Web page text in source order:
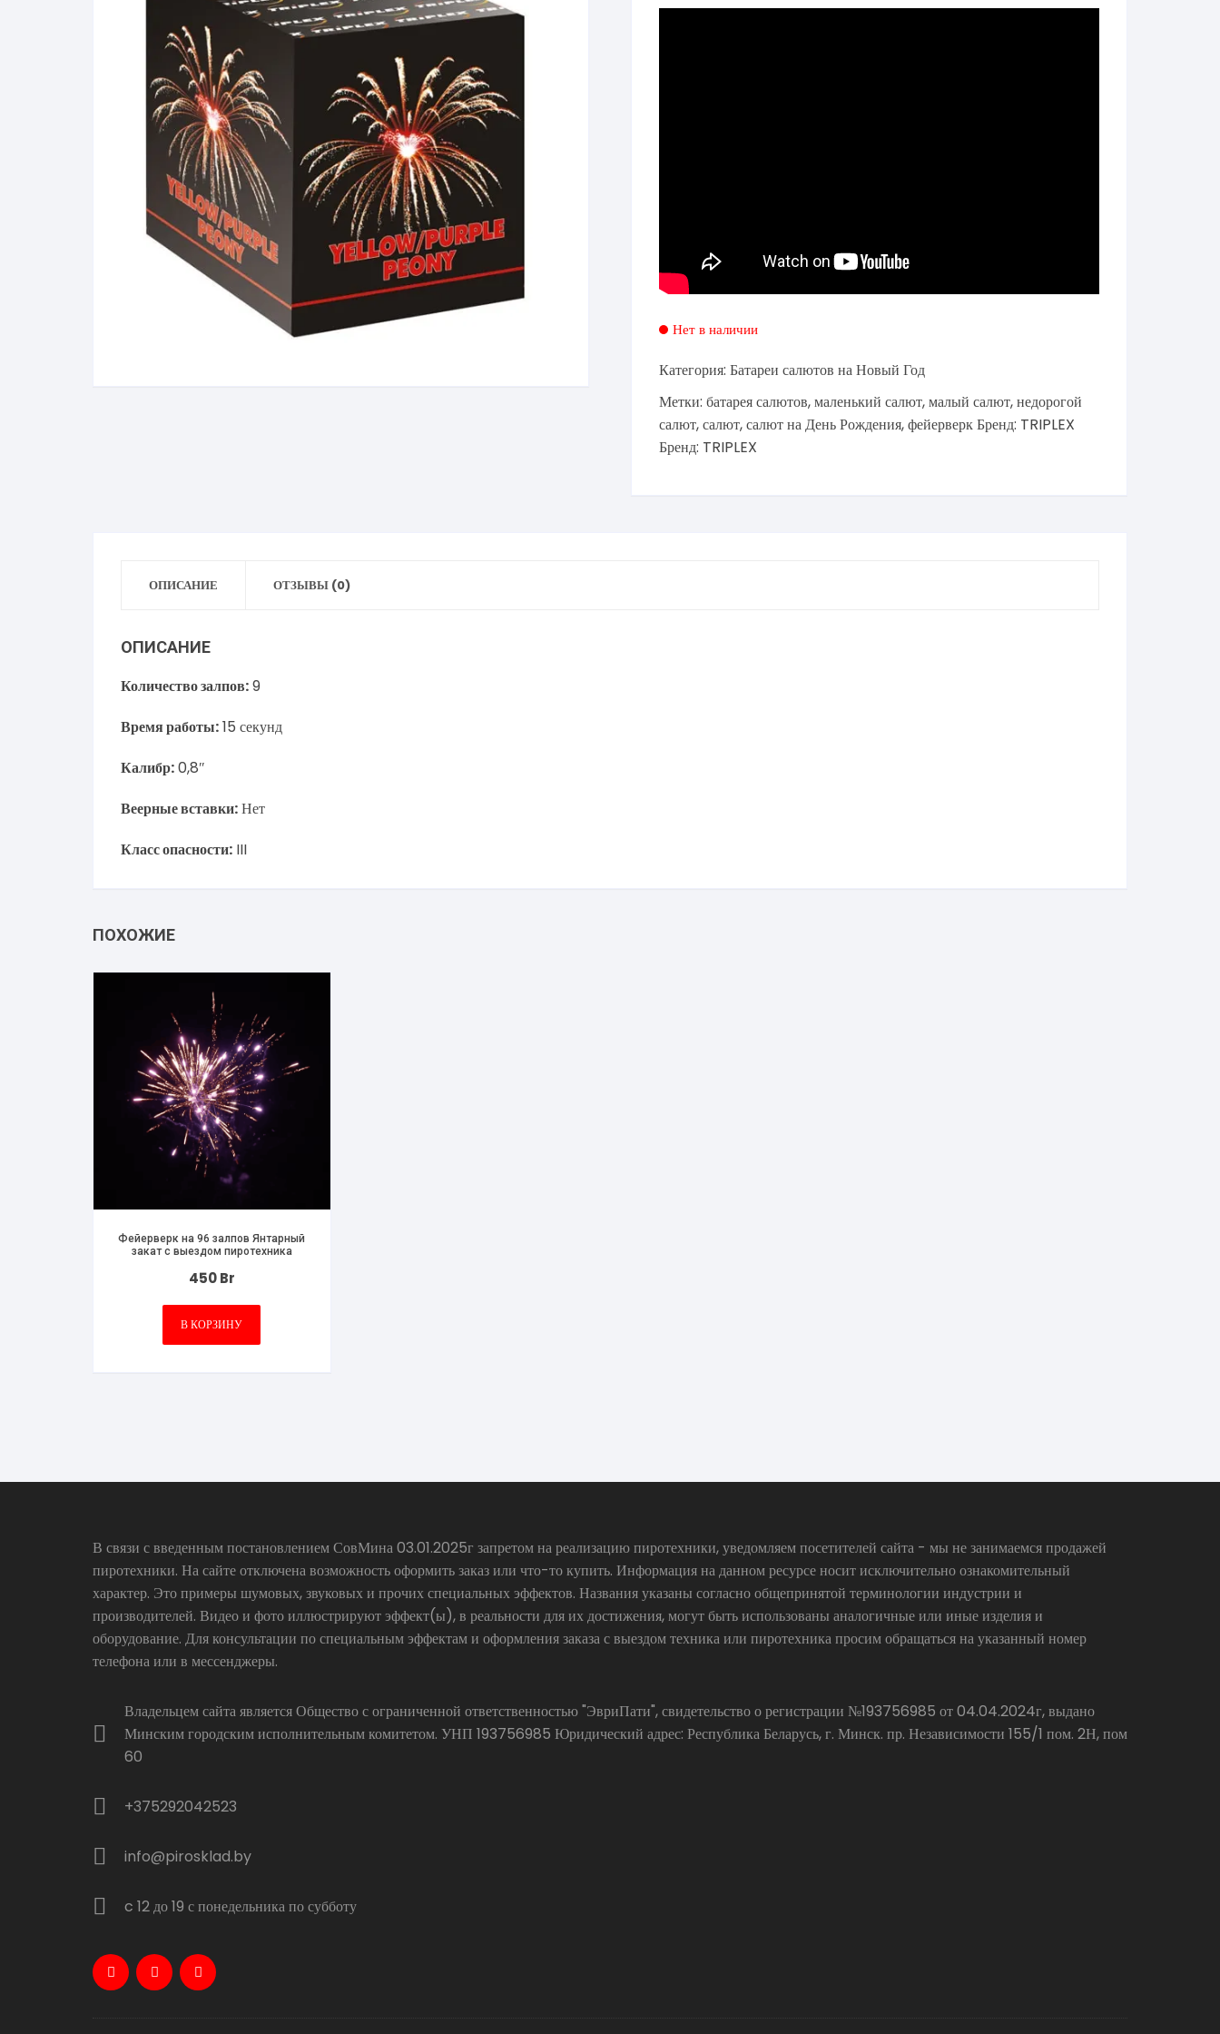
Нет в наличии
Категория: Батареи салютов на Новый Год
Метки: батарея салютов,маленький салют,малый салют,недорогой
салют,салют,салют на День Рождения,фейерверкБренд: TRIPLEX
Бренд: TRIPLEX
ОПИСАНИЕ ОТЗЫВЫ (0)
ОПИСАНИЕ
Количество залпов:9
Время работы:15 секунд
Калибр:0,8″
Веерные вставки:Нет
Класс опасности: III
ПОХОЖИЕ
Фейерверк на 96 залпов Янтарный
закат с выездом пиротехника
450Br
В КОРЗИНУ
В связи с введенным постановлением СовМина 03.01.2025г запретом на реализацию пиротехники, уведомляем посетителей сайта - мы не занимаемся продажей
пиротехники. На сайте отключена возможность оформить заказ или что-то купить. Информация на данном ресурсе носит исключительно ознакомительный
характер. Это примеры шумовых, звуковых и прочих специальных эффектов. Названия указаны согласно общепринятой терминологии индустрии и
производителей. Видео и фото иллюстрируют эффект(ы), в реальности для их достижения, могут быть использованы аналогичные или иные изделия и
оборудование. Для консультации по специальным эффектам и оформления заказа с выездом техника или пиротехника просим обращаться на указанный номер
телефона или в мессенджеры.
Владельцем сайта является Общество с ограниченной ответственностью "ЭвриПати", свидетельство о регистрации №193756985 от 04.04.2024г, выдано
Минским городским исполнительным комитетом. УНП 193756985 Юридический адрес: Республика Беларусь, г. Минск. пр. Независимости 155/1 пом. 2Н, пом
60
+375292042523
info@pirosklad.by
c 12 до 19 с понедельника по субботу